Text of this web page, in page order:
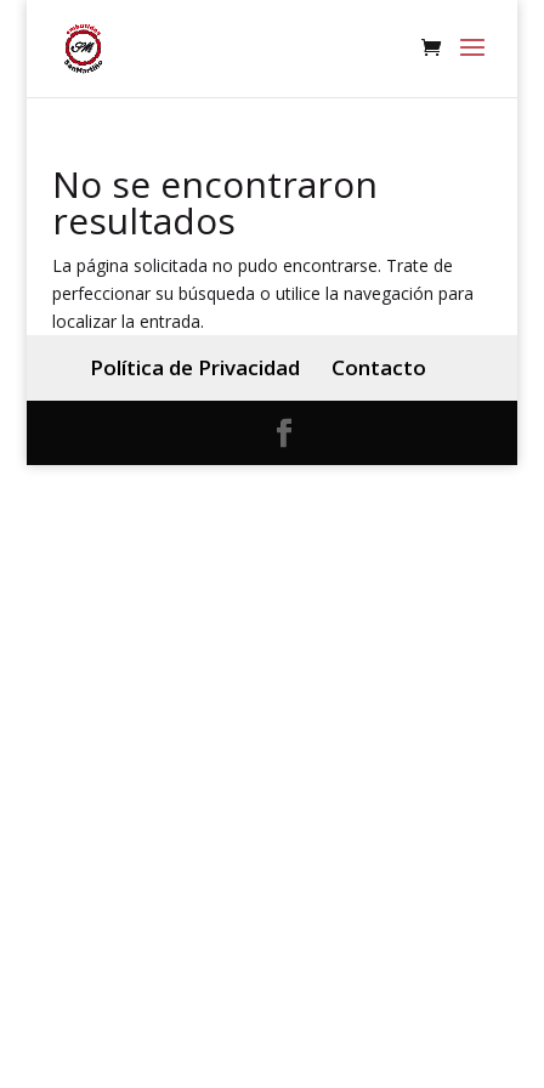
No se encontraron
resultados
La página solicitada no pudo encontrarse. Trate de
perfeccionar su búsqueda o utilice la navegación para
localizar la entrada.
Política de Privacidad Contacto